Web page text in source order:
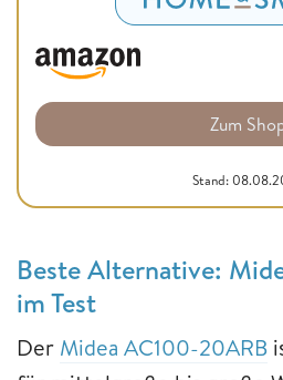
Zum
Stand:
Beste Alternative:
im Test
Der Midea AC100-20ARB